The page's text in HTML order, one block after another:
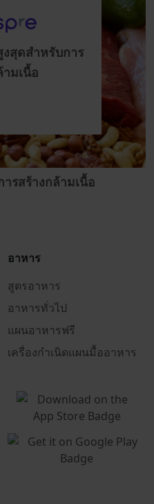
สุดสำหรับการ
มเนื้อ
รสร้างกล้ามเนื้อ
อาหาร
สูตรอาหาร
อาหารทั่วไป
แผนอาหารฟรี
เครื่องกำเนิดแผนมื้ออาหาร